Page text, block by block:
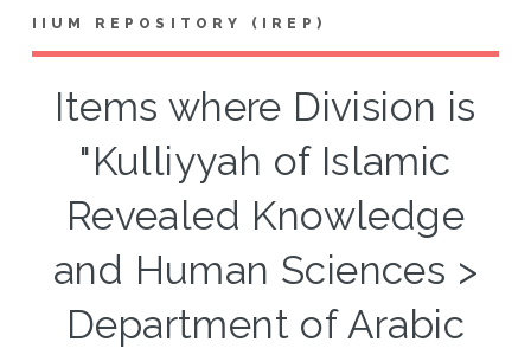
IIUM REPOSITORY (IREP)
Items where Division is
"Kulliyyah of Islamic
Revealed Knowledge
and Human Sciences >
Department of Arabic